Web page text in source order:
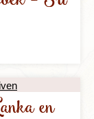
en